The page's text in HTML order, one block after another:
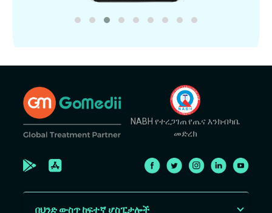
NABH የተረጋገጠ የጤና እንክብካቤ
መድረክ
በህንድ ውስጥ ከፍተኛ ሆስፒታሎች